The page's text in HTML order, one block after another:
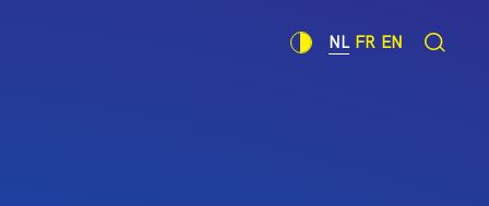
NL FR EN